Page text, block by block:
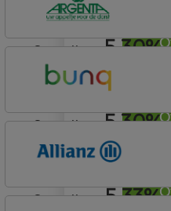
5,30%
aflosvrij
5,30%
Hypotheek
aflosvrij
5,33%
Easy Mortgage
aflosvrij